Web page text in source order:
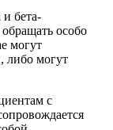
бета-
особо
могут
либо могут
с